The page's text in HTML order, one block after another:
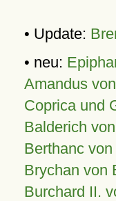
• Update:
• neu:
Amandus
Coprica und
Balderich
Berthanc
Brychan von
Burchard II.